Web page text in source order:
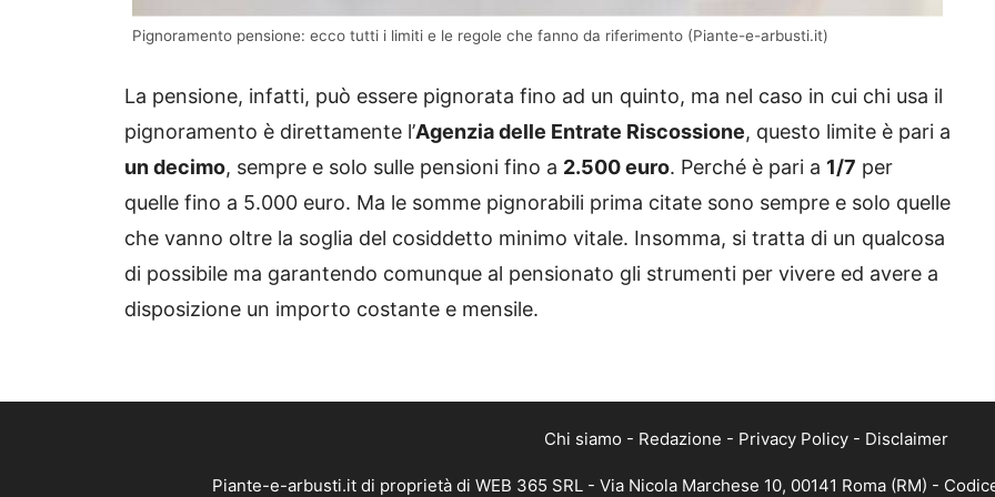
Pignoramento pensione: ecco tutti i limiti e le regole che fanno da riferimento (Piante-e-arbusti.it)
La pensione, infatti, può essere pignorata fino ad un quinto, ma nel caso in cui chi usa il
pignoramento è direttamente l’Agenzia delle Entrate Riscossione, questo limite è pari a
un decimo, sempre e solo sulle pensioni fino a 2.500 euro. Perché è pari a 1/7 per
quelle fino a 5.000 euro. Ma le somme pignorabili prima citate sono sempre e solo quelle
che vanno oltre la soglia del cosiddetto minimo vitale. Insomma, si tratta di un qualcosa
di possibile ma garantendo comunque al pensionato gli strumenti per vivere ed avere a
disposizione un importo costante e mensile.
Chi siamo - Redazione - Privacy Policy - Disclaimer
Piante-e-arbusti.it di proprietà di WEB 365 SRL - Via Nicola Marchese 10, 00141 Roma (RM) -